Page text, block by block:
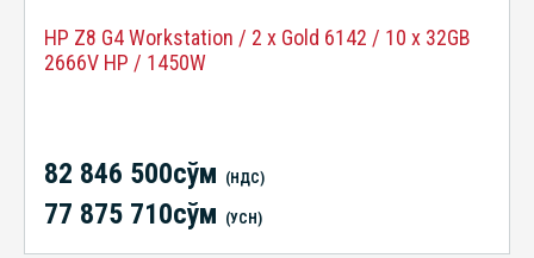
HP Z8 G4 Workstation / 2 x Gold 6142 / 10 x 32GB
2666V HP / 1450W
82 846 500сўм (НДС)
77 875 710сўм (УСН)